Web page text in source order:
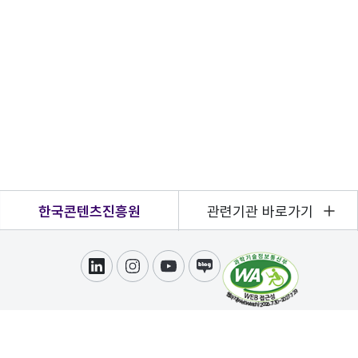
한국콘텐츠진흥원 관련기관 바로가기
링크드인인스타그램
유튜브블로그